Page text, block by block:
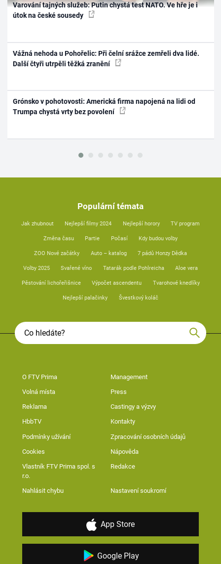
Varování tajných služeb: Putin chystá test NATO. Ve hře je i
útok na české sousedy
Vážná nehoda u Pohořelic: Při čelní srážce zemřeli dva lidé.
Další čtyři utrpěli těžká zranění
Grónsko v pohotovosti: Americká firma napojená na lidi od
Trumpa chystá vrty bez povolení
Populární témata
Jak zhubnout Nejlepší filmy 2024 Nejlepší horory TV program
Změna času Partie Počasí Kdy budou volby
ZOO Nové začátky Auto – katalog 7 pádů Honzy Dědka
Volby 2025 Svařené víno Tatarák podle Pohlreicha Aloe vera
Pěstování lichořeřišnice Výpočet ascendentu Tvarohové knedlíky
Nejlepší palačinky Švestkový koláč
O FTV Prima Management
Volná místa Press
Reklama Castingy a výzvy
HbbTV Kontakty
Podmínky užívání Zpracování osobních údajů
Cookies Nápověda
Vlastník FTV Prima spol. s
r.o.
Redakce
Nahlásit chybu Nastavení soukromí
App Store
Google Play